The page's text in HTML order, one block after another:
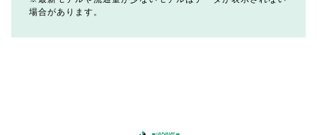
場合があります。